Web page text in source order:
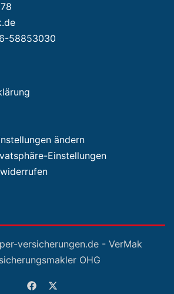
58853030
ändern
Einstellungen
versicherungen.de - VerMak
OHG